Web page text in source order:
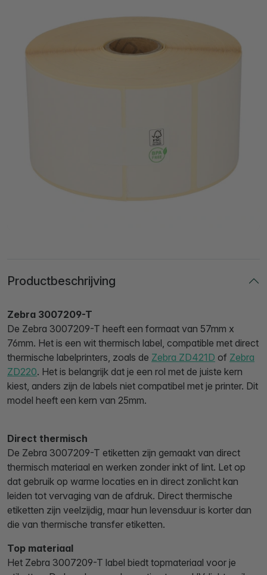
Productbeschrijving
Zebra 3007209-T
De Zebra 3007209-T heeft een formaat van 57mm x
76mm. Het is een wit thermisch label, compatible met direct
thermische labelprinters, zoals de Zebra ZD421D of Zebra
ZD220. Het is belangrijk dat je een rol met de juiste kern
kiest, anders zijn de labels niet compatibel met je printer. Dit
model heeft een kern van 25mm.
Direct thermisch
De Zebra 3007209-T etiketten zijn gemaakt van direct
thermisch materiaal en werken zonder inkt of lint. Let op
dat gebruik op warme locaties en in direct zonlicht kan
leiden tot vervaging van de afdruk. Direct thermische
etiketten zijn veelzijdig, maar hun levensduur is korter dan
die van thermische transfer etiketten.
Top materiaal
Het Zebra 3007209-T label biedt topmateriaal voor je